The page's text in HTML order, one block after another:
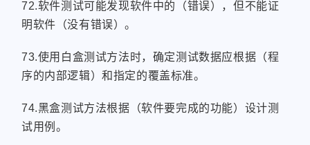
微信
72.软件测试可能发现软件中的（错误），但不能证
明软件（没有错误）。
73.使用白盒测试方法时，确定测试数据应根据（程
序的内部逻辑）和指定的覆盖标准。
74.黑盒测试方法根据（软件要完成的功能）设计测
试用例。